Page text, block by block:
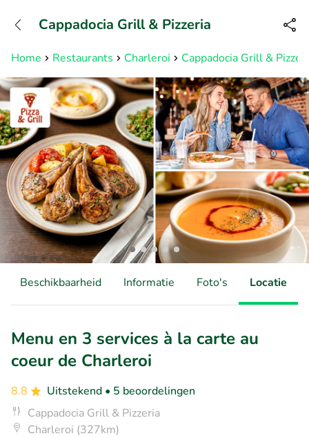
Bereikbaar tot 23:00 uur
Home Restaurants Charleroi Cappadocia Grill &
Cappadocia Grill & Pizzeria
Beschikbaarheid Informatie Foto's Locatie
Menu en 3 services à la carte au
coeur de Charleroi
8.8 Uitstekend • 5 beoordelingen
Cappadocia Grill & Pizzeria
Charleroi (327km)